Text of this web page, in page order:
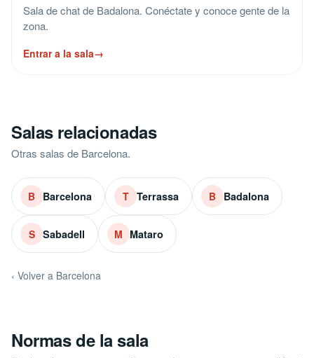
Sala de chat de Badalona. Conéctate y conoce gente de la
zona.
Entrar a la sala→
Salas relacionadas
Otras salas de Barcelona.
B Barcelona T Terrassa B Badalona
S Sabadell M Mataro
‹ Volver a Barcelona
Normas de la sala